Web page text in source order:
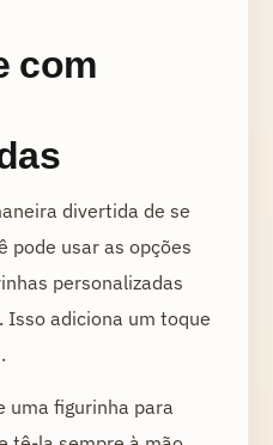
com
divertida de se
pode usar as opções
personalizadas
Isso adiciona um toque
uma figurinha para